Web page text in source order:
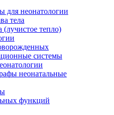
для неонатологии
тела
(лучистое тепло)
системы
неонатальные
функций